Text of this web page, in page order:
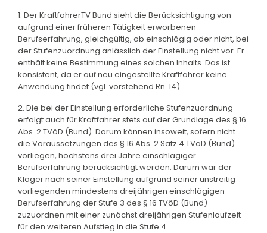
1. Der KraftfahrerTV Bund sieht die Berücksichtigung von
aufgrund einer früheren Tätigkeit erworbenen
Berufserfahrung, gleichgültig, ob einschlägig oder nicht, bei
der Stufenzuordnung anlässlich der Einstellung nicht vor. Er
enthält keine Bestimmung eines solchen Inhalts. Das ist
konsistent, da er auf neu eingestellte Kraftfahrer keine
Anwendung findet (vgl. vorstehend Rn. 14).
2. Die bei der Einstellung erforderliche Stufenzuordnung
erfolgt auch für Kraftfahrer stets auf der Grundlage des § 16
Abs. 2 TVöD (Bund). Darum können insoweit, sofern nicht
die Voraussetzungen des § 16 Abs. 2 Satz 4 TVöD (Bund)
vorliegen, höchstens drei Jahre einschlägiger
Berufserfahrung berücksichtigt werden. Darum war der
Kläger nach seiner Einstellung aufgrund seiner unstreitig
vorliegenden mindestens dreijährigen einschlägigen
Berufserfahrung der Stufe 3 des § 16 TVöD (Bund)
zuzuordnen mit einer zunächst dreijährigen Stufenlaufzeit
für den weiteren Aufstieg in die Stufe 4.